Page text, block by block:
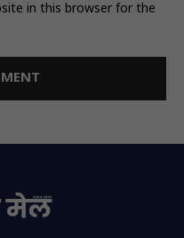
in this browser for the